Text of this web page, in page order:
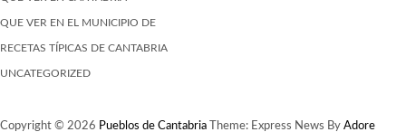
QUE VER EN EL MUNICIPIO DE
RECETAS TÍPICAS DE CANTABRIA
UNCATEGORIZED
Copyright © 2026 Pueblos de Cantabria Theme: Express News By Adore